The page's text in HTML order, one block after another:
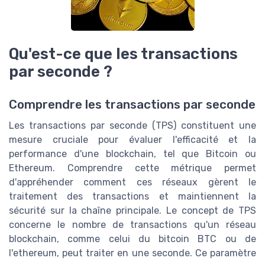
Qu'est-ce que les transactions
par seconde ?
Comprendre les transactions par seconde
Les transactions par seconde (TPS) constituent une
mesure cruciale pour évaluer l'efficacité et la
performance d'une blockchain, tel que Bitcoin ou
Ethereum. Comprendre cette métrique permet
d'appréhender comment ces réseaux gèrent le
traitement des transactions et maintiennent la
sécurité sur la chaîne principale. Le concept de TPS
concerne le nombre de transactions qu'un réseau
blockchain, comme celui du bitcoin BTC ou de
l'ethereum, peut traiter en une seconde. Ce paramètre